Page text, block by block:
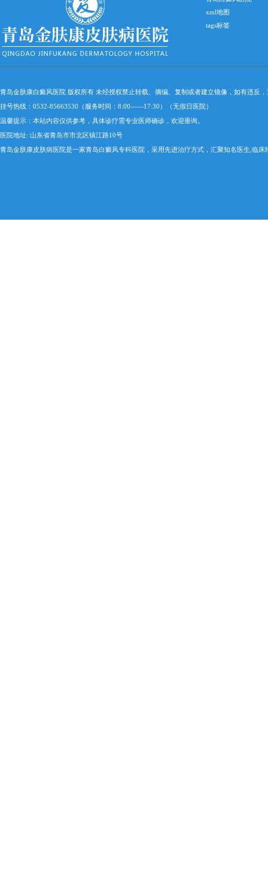
xml地图
tags标签
青岛金肤康白癜风医院 版权所有 未经授权禁止转载、摘编、复制或者建立镜像，如有违反
挂号热线：0532-85663530（服务时间：8:00——17:30）（无假日医院）
温馨提示：本站内容仅供参考，具体诊疗需专业医师确诊，欢迎垂询。
医院地址: 山东省青岛市市北区镇江路10号
青岛金肤康皮肤病医院是一家青岛白癜风专科医院，采用先进治疗方式，汇聚知名医生,临床